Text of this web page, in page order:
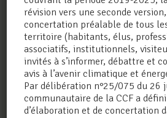
LA CCF EST
révision vers une seconde
concertation préalable de tous
territoire (habitants, élus,
associatifs, institutionnels,
invités à s’informer, débattre et
avis à l’avenir climatique et
Par délibération n°25/075 du 26
communautaire de la CCF a
d’élaboration et de concertation